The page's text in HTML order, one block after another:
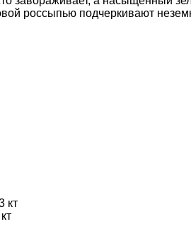
россыпью подчеркивают
кт